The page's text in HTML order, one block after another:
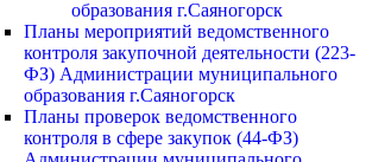
образования г.Саяногорск
Планы мероприятий ведомственного
контроля закупочной деятельности (223-
ФЗ) Администрации муниципального
образования г.Саяногорск
Планы проверок ведомственного
контроля в сфере закупок (44-ФЗ)